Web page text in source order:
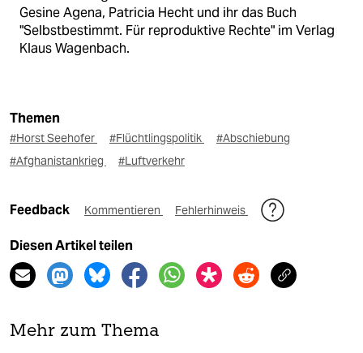
Gesine Agena, Patricia Hecht und ihr das Buch
"Selbstbestimmt. Für reproduktive Rechte" im Verlag
Klaus Wagenbach.
Themen
#Horst Seehofer #Flüchtlingspolitik
#Abschiebung
#Afghanistankrieg
#Luftverkehr
Feedback Kommentieren Fehlerhinweis
Diesen Artikel teilen
Mehr zum Thema